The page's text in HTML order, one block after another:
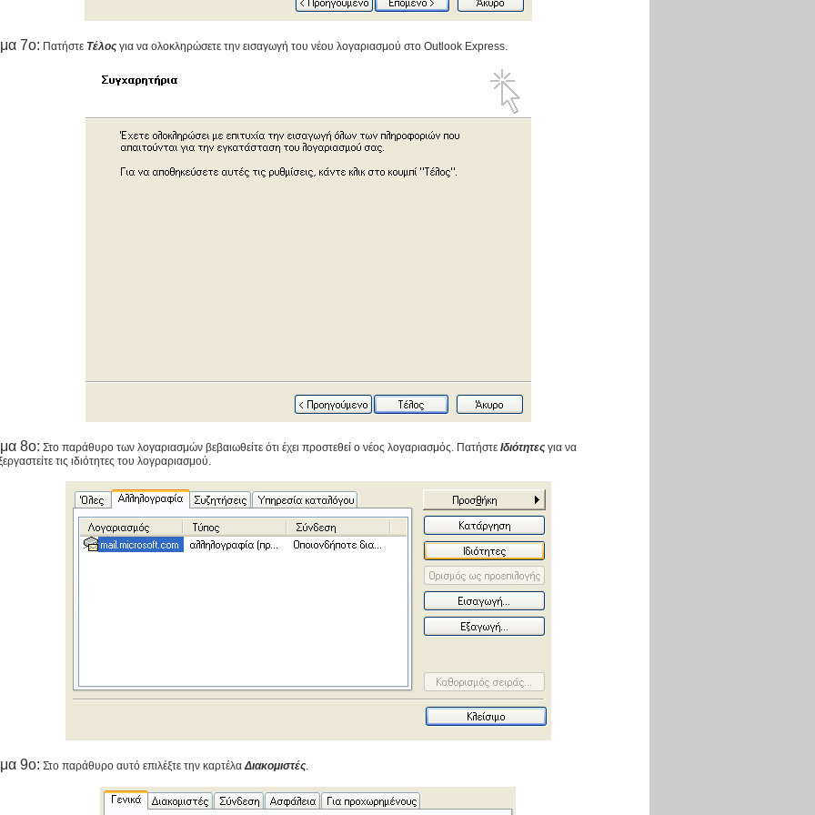
7ο: Πατήστε Τέλος για να ολοκληρώσετε την εισαγωγή του νέου λογαριασμού στο Outlook Express.
8ο: Στο παράθυρο των λογαριασμών βεβαιωθείτε ότι έχει προστεθεί ο νέος λογαριασμός. Πατήστε Ιδιότητες για να
τις ιδιότητες του λογραριασμού.
9ο: Στο παράθυρο αυτό επιλέξτε την καρτέλαΔιακομιστές.